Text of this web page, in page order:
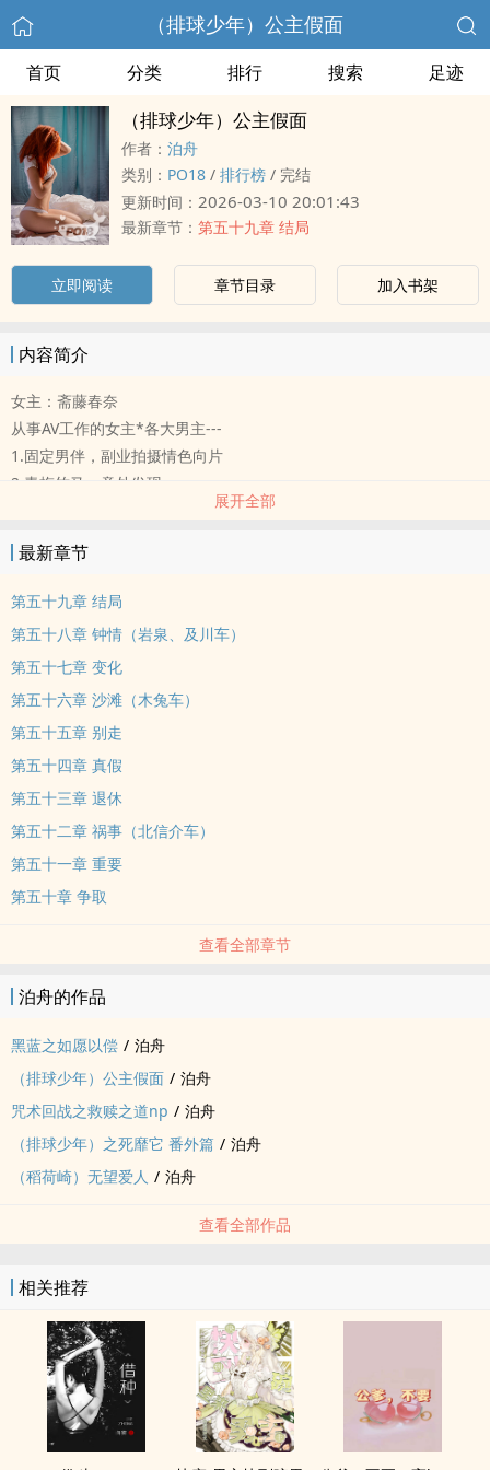
（排球少年）公主假面
首页 分类 排行 搜索 足迹
（排球少年）公主假面
作者： 泊舟
类别： ‍‎‍P‎O‌1‌8‎‌ / 排行榜 / 完结
更新时间： 2026-03-10 20:01:43
最新章节： 第五十九章 结局
立即阅读 章节目录 加入书架
内容简介
女主：斋藤春奈
从事AV工作的女主*各大男主---
1.固定男伴，副业拍摄‌‌情‍色‎向片
2.青梅竹马，意外发现
等等各类型主角， 场景设定都可以提出，能满足的会加入。
排雷：
标签： NPH / BG / 二创 /
展开全部
最新章节
第五十九章 结局
第五十八章 钟情（岩泉、及川车）
第五十七章 变化
第五十六章 沙滩（木兔车）
第五十五章 别走
第五十四章 真假
第五十三章 退休
第五十二章 祸事（北信介车）
第五十一章 重要
第五十章 争取
查看全部章节
泊舟的作品
黑蓝之如愿以偿 / 泊舟
（排球少年）公主假面 / 泊舟
咒术回战之救赎之道np / 泊舟
（排球少年）之死靡它 番外篇 / 泊舟
（稻荷崎）无望爱人 / 泊舟
查看全部作品
相关推荐